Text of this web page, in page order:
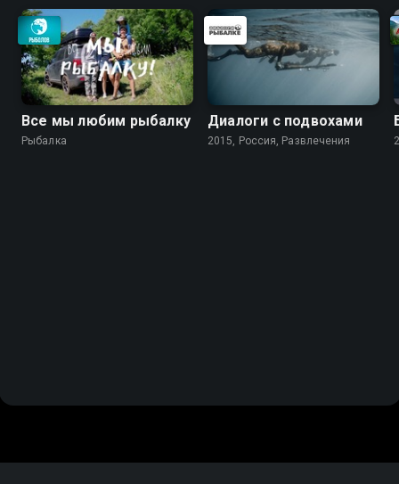
Все мы любим рыбалку
Рыбалка
Диалоги с подвохами
2015, Россия, Развлечения